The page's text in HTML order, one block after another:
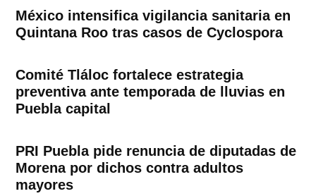
México intensifica vigilancia sanitaria en
Quintana Roo tras casos de Cyclospora
Comité Tláloc fortalece estrategia
preventiva ante temporada de lluvias en
Puebla capital
PRI Puebla pide renuncia de diputadas de
Morena por dichos contra adultos
mayores